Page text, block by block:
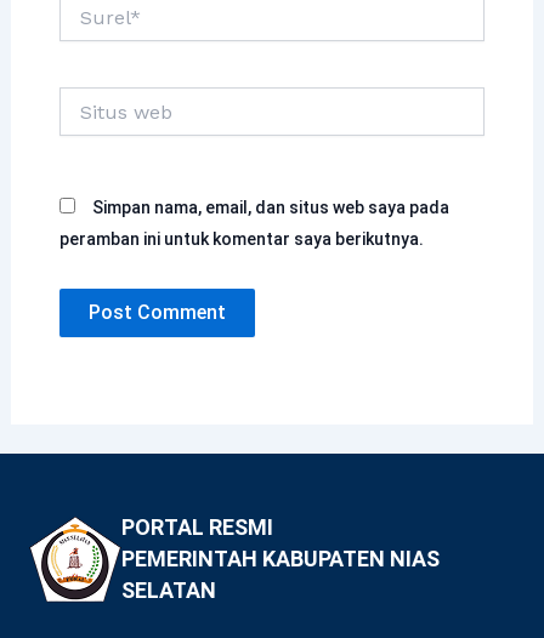
web
Simpan nama, email, dan situs web saya pada
peramban ini untuk komentar saya berikutnya.
PORTAL RESMI
PEMERINTAH KABUPATEN NIAS
SELATAN